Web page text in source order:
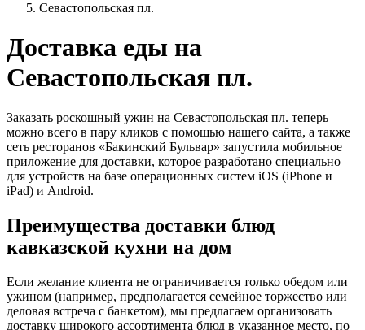
Севастопольская пл.
Доставка еды на
Севастопольская пл.
Заказать роскошный ужин на Севастопольская пл. теперь
можно всего в пару кликов с помощью нашего сайта, а также
сеть ресторанов «Бакинский Бульвар» запустила мобильное
приложение для доставки, которое разработано специально
для устройств на базе операционных систем iOS (iPhone и
iPad) и Android.
Преимущества доставки блюд
кавказской кухни на дом
Если желание клиента не ограничивается только обедом или
ужином (например, предполагается семейное торжество или
деловая встреча с банкетом), мы предлагаем организовать
доставку широкого ассортимента блюд в указанное место, по